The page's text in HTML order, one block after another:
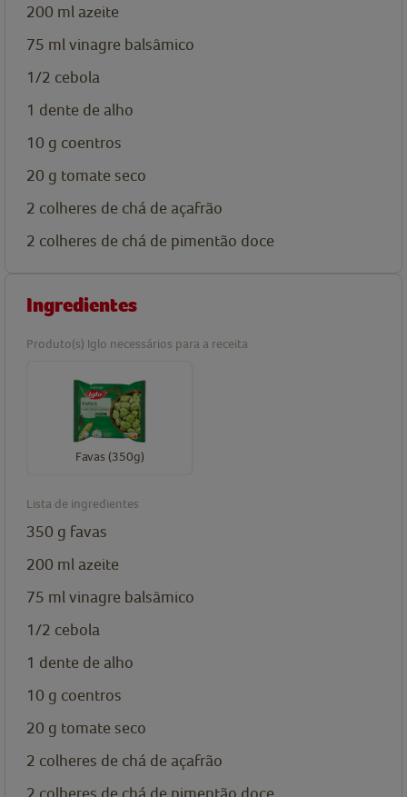
200 ml azeite
75 ml vinagre balsâmico
1/2 cebola
1 dente de alho
10 g coentros
20 g tomate seco
2 colheres de chá de açafrão
2 colheres de chá de pimentão doce
Ingredientes
Produto(s) Iglo necessários para a receita
Favas (350g)
Lista de ingredientes
350 g favas
200 ml azeite
75 ml vinagre balsâmico
1/2 cebola
1 dente de alho
10 g coentros
20 g tomate seco
2 colheres de chá de açafrão
2 colheres de chá de pimentão doce